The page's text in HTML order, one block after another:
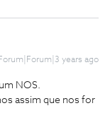
Forum|Forum|3 years ago
NOS.
assim que nos for